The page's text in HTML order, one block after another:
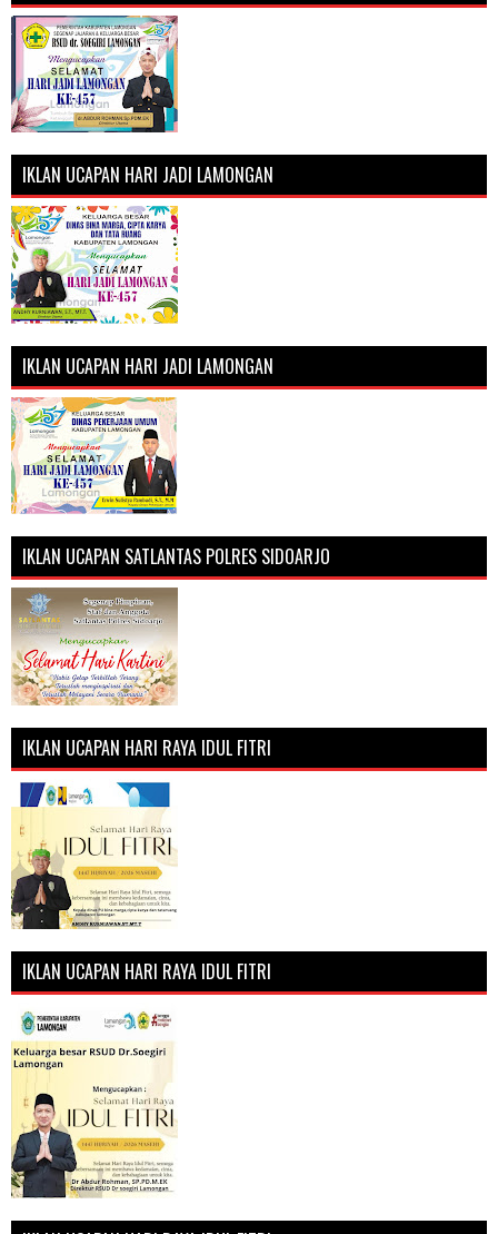
IKLAN UCAPAN HARI JADI LAMONGAN
IKLAN UCAPAN HARI JADI LAMONGAN
IKLAN UCAPAN SATLANTAS POLRES SIDOARJO
IKLAN UCAPAN HARI RAYA IDUL FITRI
IKLAN UCAPAN HARI RAYA IDUL FITRI